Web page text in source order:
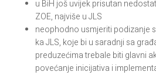
u BiH još uvijek prisutan
ZOE, najviše u JLS
neophodno usmjeriti podizanje
ka JLS, koje bi u saradnji sa
preduzećima trebale biti glavni
povećanje inicijativa i